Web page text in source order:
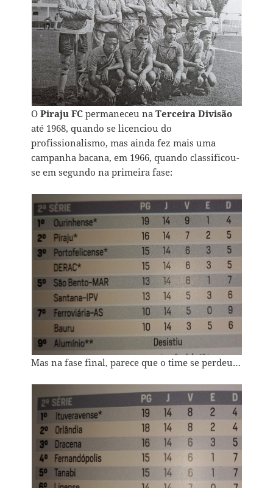
O Piraju FC permaneceu naTerceira Divisão
até 1968, quando se licenciou do
profissionalismo, mas ainda fez mais uma
campanha bacana, em 1966, quando classificou-
se em segundo na primeira fase:
Mas na fase final, parece que o time se perdeu…